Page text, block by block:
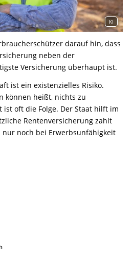
KI
darauf hin, dass
neben der
Versicherung überhaupt ist.
ist ein existenzielles Risiko.
können heißt, nichts zu
oft die Folge. Der Staat hilft im
Rentenversicherung zahlt
nur noch bei Erwerbsunfähigkeit